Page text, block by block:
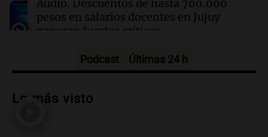
Audio. Descuentos de hasta 700.000
pesos en salarios docentes en Jujuy
generan fuertes críticas
Audio.Docentes de Jujuy denuncian
sus salarios y genera alarma
Podcast Últimas 24 h
Lo más visto